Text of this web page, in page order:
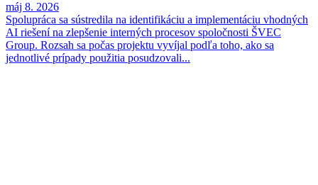
máj 8. 2026
Spolupráca sa sústredila na identifikáciu a implementáciu vhodných
AI riešení na zlepšenie interných procesov spoločnosti ŠVEC
Group. Rozsah sa počas projektu vyvíjal podľa toho, ako sa
jednotlivé prípady použitia posudzovali...